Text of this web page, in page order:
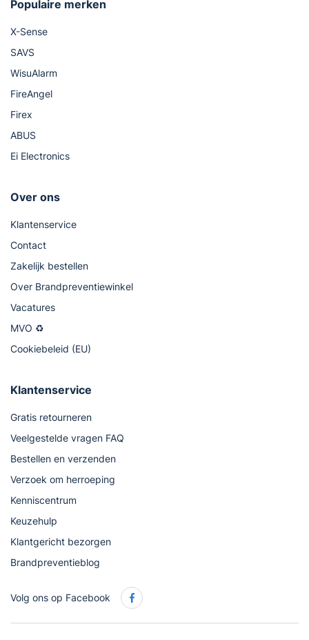
Populaire merken
X-Sense
SAVS
WisuAlarm
FireAngel
Firex
ABUS
Ei Electronics
Over ons
Klantenservice
Contact
Zakelijk bestellen
Over Brandpreventiewinkel
Vacatures
MVO ♻
Cookiebeleid (EU)
Klantenservice
Gratis retourneren
Veelgestelde vragen FAQ
Bestellen en verzenden
Verzoek om herroeping
Kenniscentrum
Keuzehulp
Klantgericht bezorgen
Brandpreventieblog
Volg ons op Facebook